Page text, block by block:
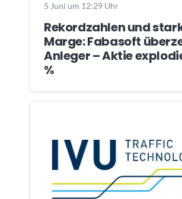
5 Juni um 12:29 Uhr
Rekordzahlen und
Marge: Fabasoft
Anleger – Aktie
%